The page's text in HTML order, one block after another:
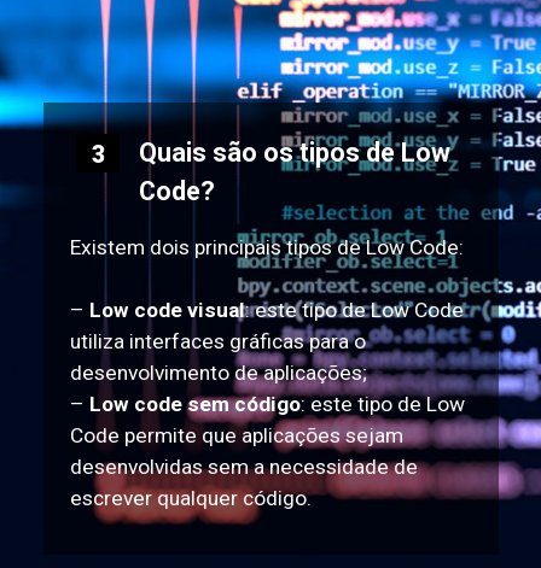
Quais são os tipos de Low
Code?
Existem dois principais tipos de Low Code:
– Low code visual: este tipo de Low Code
utiliza interfaces gráficas para o
desenvolvimento de aplicações;
– Low code sem código: este tipo de Low
Code permite que aplicações sejam
desenvolvidas sem a necessidade de
escrever qualquer código.
3